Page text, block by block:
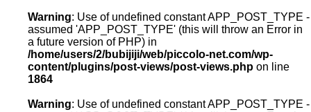
Warning: Use of undefined constant APP_POST_TYPE -
assumed 'APP_POST_TYPE' (this will throw an Error in
a future version of PHP) in
/home/users/2/bubijiji/web/piccolo-net.com/wp-
content/plugins/post-views/post-views.php on line
1864
Warning: Use of undefined constant APP_POST_TYPE -